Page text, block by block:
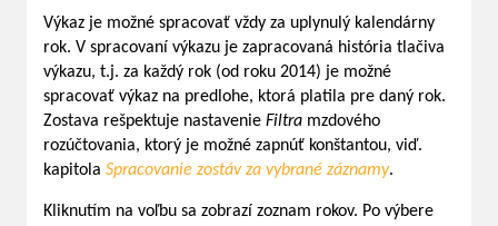
Výkaz je možné spracovať vždy za uplynulý kalendárny
rok. V spracovaní výkazu je zapracovaná história tlačiva
výkazu, t.j. za každý rok (od roku 2014) je možné
spracovať výkaz na predlohe, ktorá platila pre daný rok.
Zostava rešpektuje nastavenie Filtra mzdového
rozúčtovania, ktorý je možné zapnúť konštantou, viď.
kapitola Spracovanie zostáv za vybrané záznamy.
Kliknutím na voľbu sa zobrazí zoznam rokov. Po výbere